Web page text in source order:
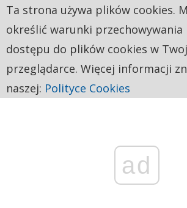
ad
Ta strona używa plików cookies.
określić warunki przechowywania
dostępu do plików cookies w
przeglądarce. Więcej informacji
naszej: Polityce Cookies